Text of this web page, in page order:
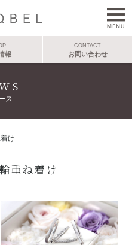
報
CONTACT
お問い合わせ
ス
け
重ね着け